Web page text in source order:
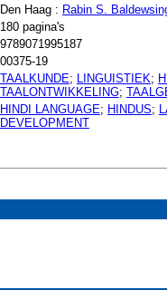
Den Haag : Rabin S.
180 pagina's
9789071995187
00375-19
TAALKUNDE; LINGUISTIEK;
TAALONTWIKKELING;
HINDI LANGUAGE; HINDUS;
DEVELOPMENT